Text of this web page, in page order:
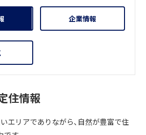
企業情報
住情報
エリアでありながら、自然が豊富で住